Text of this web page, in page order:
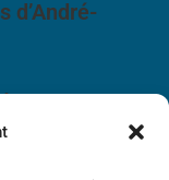
d’André-